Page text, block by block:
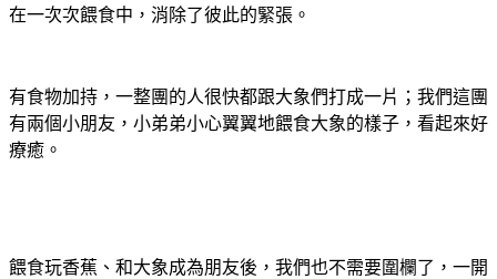
在一次次餵食中，消除了彼此的緊張。
有食物加持，一整團的人很快都跟大象們打成一片；我們這團
有兩個小朋友，小弟弟小心翼翼地餵食大象的樣子，看起來好
療癒。
餵食玩香蕉、和大象成為朋友後，我們也不需要圍欄了，一開